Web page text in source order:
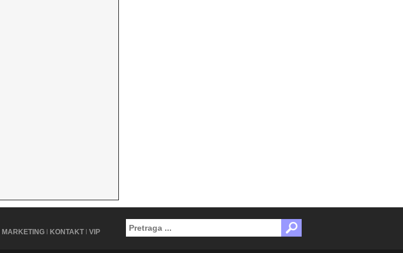
MARKETING | KONTAKT | VIP